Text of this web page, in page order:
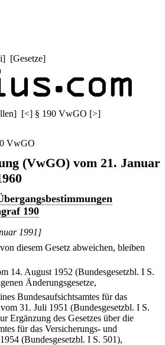
] [Gesetze]
] [<] § 190 VwGO [>]
VwGO
(VwGO) vom 21. Januar
190
1991]
diesem Gesetz abweichen, bleiben
14. August 1952 (Bundesgesetzbl. I S.
Änderungsgesetze,
Bundesaufsichtsamtes für das
31. Juli 1951 (Bundesgesetzbl. I S.
Ergänzung des Gesetzes über die
für das Versicherungs- und
(Bundesgesetzbl. I S. 501),